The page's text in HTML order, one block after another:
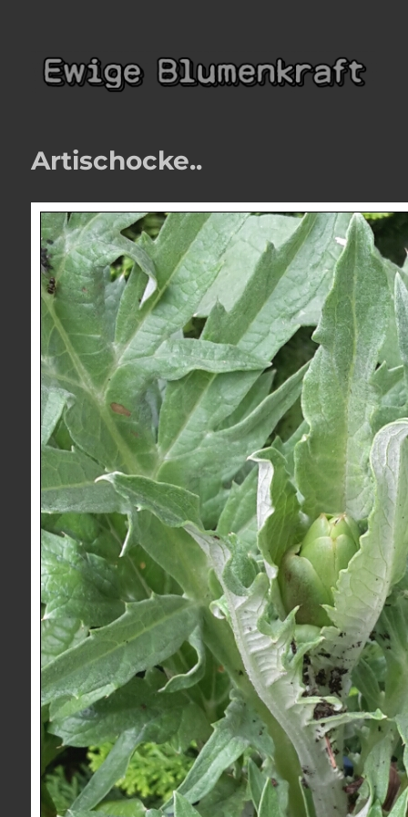
Ewige Blumenkraft
Artischocke..